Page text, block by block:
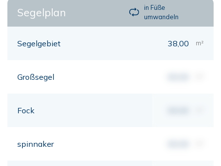
Segelplan
in Füße
umwandeln
Segelgebiet 38,00 m²
Großsegel
Fock
spinnaker